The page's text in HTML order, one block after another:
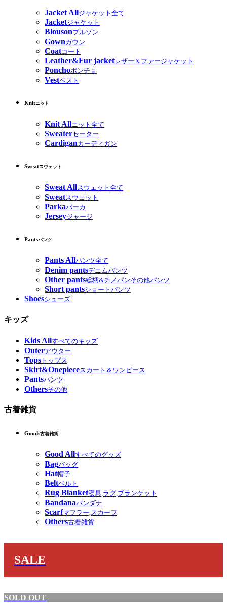
Jacket Allジャケット全て
Jacketジャケット
Blousonブルゾン
Gownガウン
Coatコート
Leather&Fur jacketレザー＆ファージャケット
Ponchoポンチョ
Vestベスト
Knitニット
Knit Allニット全て
Sweaterセーター
Cardiganカーディガン
Sweatスウェット
Sweat Allスウェット全て
Sweatスウェット
Parkaパーカ
Jerseyジャージ
Pantsパンツ
Pants Allパンツ全て
Denim pantsデニムパンツ
Other pants総柄&チノパンその他パンツ
Short pantsショートパンツ
Shoesシューズ
キッズ
Kids Allすべてのキッズ
Outerアウター
Tops トップス
Skirt&Onepieceスカート＆ワンピース
Pantsパンツ
Othersその他
古着雑貨
Goods古着雑貨
Good Allすべてのグッズ
Bagバッグ
Hat帽子
Beltベルト
Rug Blanket寝具,ラグ,ブランケット
Bandanaバンダナ
Scarfマフラー,スカーフ
Others古着雑貨
SALE
SOLD OUT